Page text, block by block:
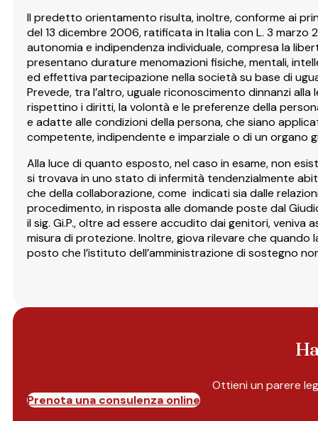
Il predetto orientamento risulta, inoltre, conforme ai
del 13 dicembre 2006, ratificata in Italia con L. 3 marzo
autonomia e indipendenza individuale, compresa la
presentano durature menomazioni fisiche, mentali,
ed effettiva partecipazione nella società su base di
Prevede, tra l’altro, uguale riconoscimento dinnanzi
rispettino i diritti, la volontà e le preferenze della
e adatte alle condizioni della persona, che siano
competente, indipendente e imparziale o di un organo
Alla luce di quanto esposto, nel caso in esame, non
si trovava in uno stato di infermità tendenzialmente
che della collaborazione, come indicati sia dalle
procedimento, in risposta alle domande poste dal
il sig. Gi.P., oltre ad essere accudito dai genitori, veniva
misura di protezione. Inoltre, giova rilevare che quando
posto che l’istituto dell’amministrazione di sostegno
Ottieni un parere
Prenota una consulenza online